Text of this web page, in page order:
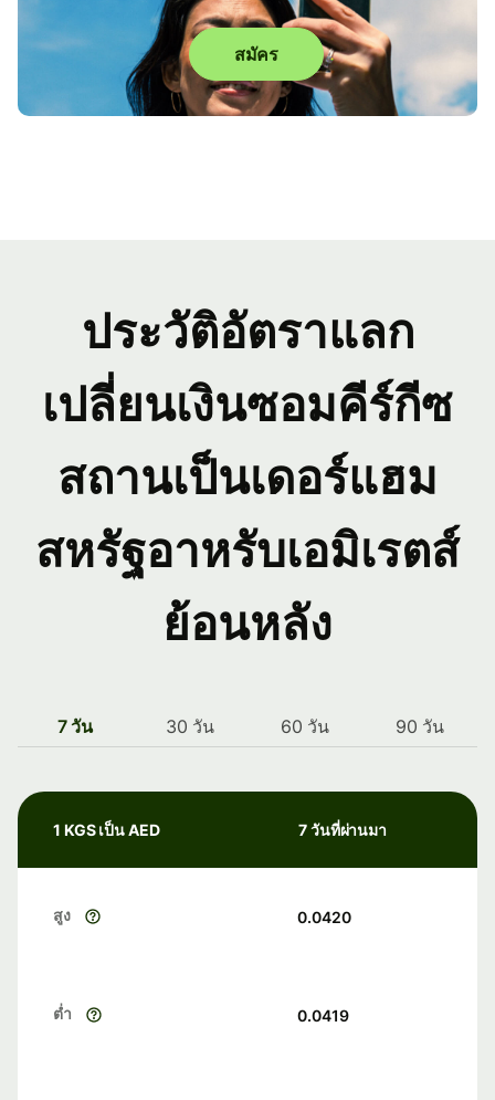
สมัคร
ประวัติอัตราแลก
เปลี่ยนเงินซอมคีร์กีซ
สถานเป็นเดอร์แฮม
สหรัฐอาหรับเอมิเรตส์
ย้อนหลัง
7 วัน 30 วัน 60 วัน 90 วัน
1 KGS เป็น AED 7 วันที่ผ่านมา
สูง 0.0420
ต่ำ 0.0419